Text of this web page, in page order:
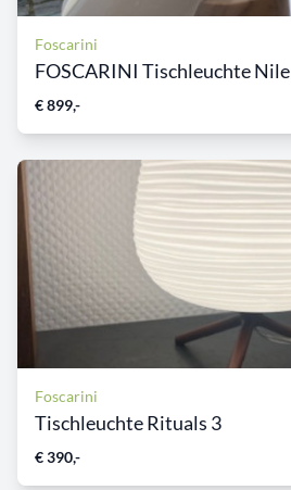
Foscarini
FOSCARINI Tischleuchte Nile
€ 899,-
Foscarini
Tischleuchte Rituals 3
€ 390,-